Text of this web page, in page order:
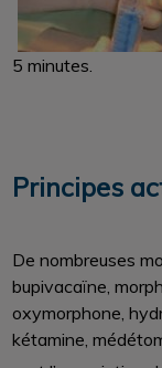
5 minutes.
Principes
De nombreuses
bupivacaïne,
oxymorphone,
kétamine,